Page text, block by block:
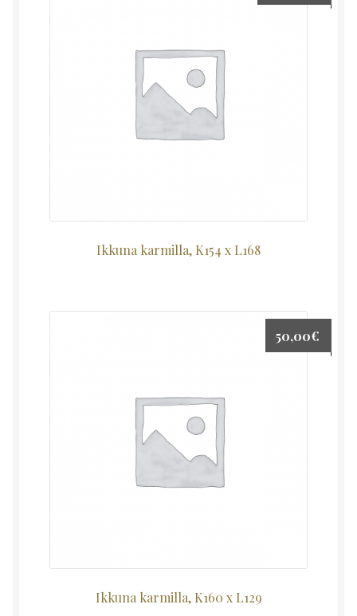
Ikkuna karmilla, K154 x L168
Ikkuna karmilla, K160 x L129
50,00€